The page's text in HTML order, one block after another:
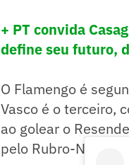
+ PT convida
define seu futuro,
O Flamengo é
Vasco é o terceiro,
ao golear o
pelo Rubro-Negro,